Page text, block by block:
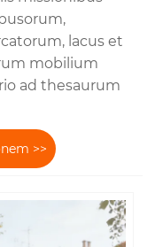
lacus et
mobilium
ad thesaurum
>>